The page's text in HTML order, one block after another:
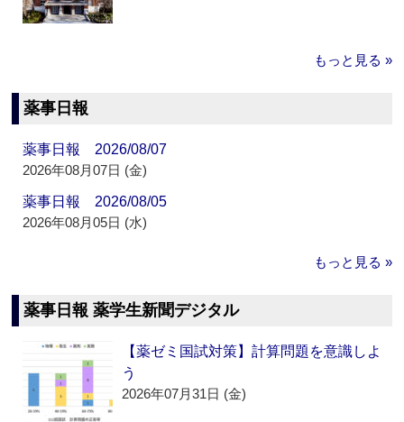
もっと見る »
薬事日報
薬事日報 2026/08/07
2026年08月07日 (金)
薬事日報 2026/08/05
2026年08月05日 (水)
もっと見る »
薬事日報 薬学生新聞デジタル
【薬ゼミ国試対策】計算問題を意識しよ
う
2026年07月31日 (金)